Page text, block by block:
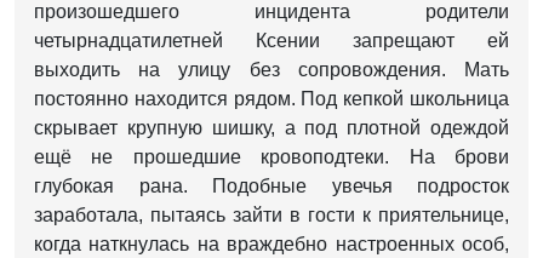
произошедшего инцидента родители
четырнадцатилетней Ксении запрещают ей
выходить на улицу без сопровождения. Мать
постоянно находится рядом. Под кепкой школьница
скрывает крупную шишку, а под плотной одеждой
ещё не прошедшие кровоподтеки. На брови
глубокая рана. Подобные увечья подросток
заработала, пытаясь зайти в гости к приятельнице,
когда наткнулась на враждебно настроенных особ,